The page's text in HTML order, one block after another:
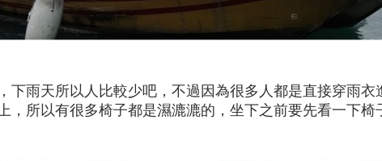
下雨天所以人比較少吧，不過因為很多人都是直接穿雨
，所以有很多椅子都是濕漉漉的，坐下之前要先看一下椅